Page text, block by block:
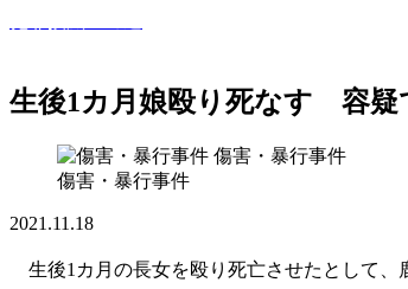
生後1カ月娘殴り死なす 容
傷害・暴行事件
傷害・暴行事件
2021.11.18
生後1カ月の長女を殴り死亡させたとして、